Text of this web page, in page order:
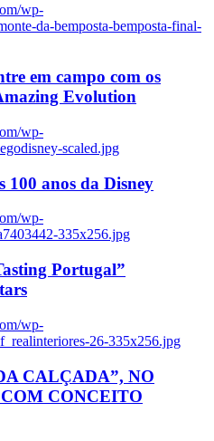
wp-
da-bemposta-bemposta-final-
em campo com os
Evolution
wp-
scaled.jpg
100 anos da Disney
wp-
335x256.jpg
Portugal”
wp-
26-335x256.jpg
CALÇADA”, NO
CONCEITO